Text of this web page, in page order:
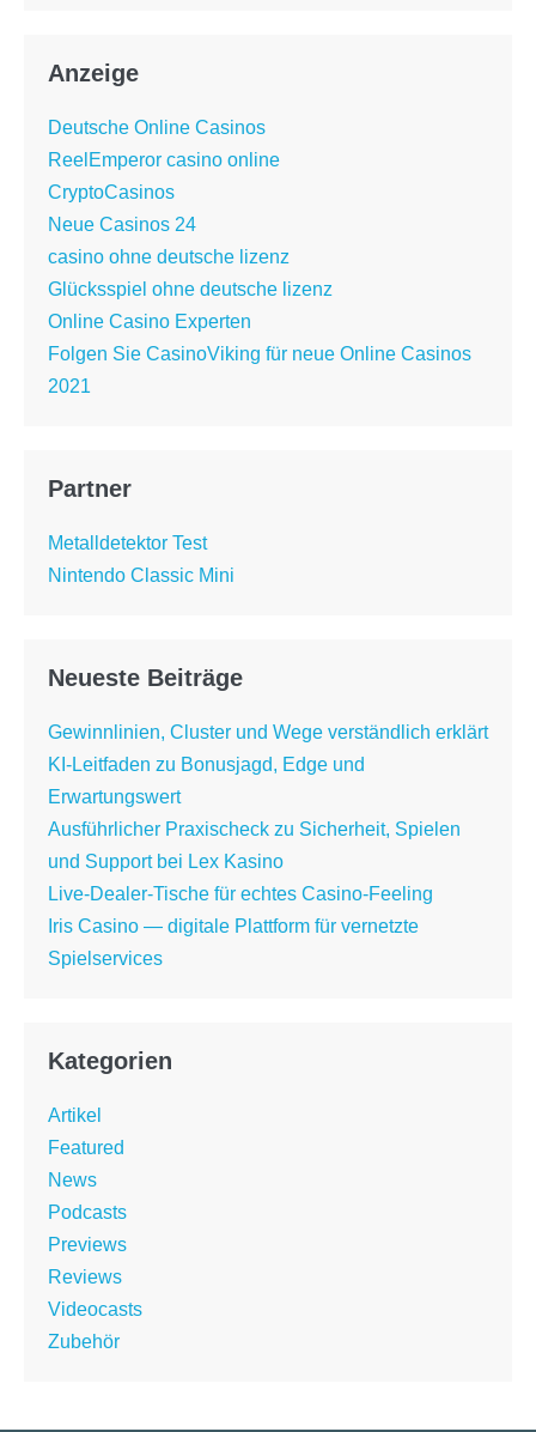
Anzeige
Deutsche Online Casinos
ReelEmperor casino online
CryptoCasinos
Neue Casinos 24
casino ohne deutsche lizenz
Glücksspiel ohne deutsche lizenz
Online Casino Experten
Folgen Sie CasinoViking für neue Online Casinos
2021
Partner
Metalldetektor Test
Nintendo Classic Mini
Neueste Beiträge
Gewinnlinien, Cluster und Wege verständlich erklärt
KI-Leitfaden zu Bonusjagd, Edge und
Erwartungswert
Ausführlicher Praxischeck zu Sicherheit, Spielen
und Support bei Lex Kasino
Live-Dealer-Tische für echtes Casino-Feeling
Iris Casino — digitale Plattform für vernetzte
Spielservices
Kategorien
Artikel
Featured
News
Podcasts
Previews
Reviews
Videocasts
Zubehör